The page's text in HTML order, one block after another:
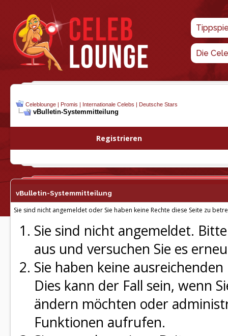
Die
Celeblounge | Promis | Internationale Celebs | Deutsche Stars
vBulletin-Systemmitteilung
Registrieren
vBulletin-Systemmitteilung
Sie sind nicht angemeldet oder Sie haben keine Rechte diese Seite zu
Sie sind nicht angemeldet.
aus und versuchen Sie es
Sie haben keine
Dies kann der Fall sein, wenn
ändern möchten oder
Funktionen aufrufen.